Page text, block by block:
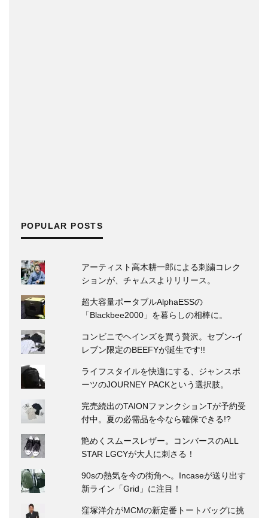
POPULAR POSTS
アーティスト高木耕一郎による刺繍コレク
ションが、チャムスよりリリース。
超大容量ポータブルAlphaESSの
「Blackbee2000」を暮らしの相棒に。
コンビニでヘインズを買う贅沢。セブン‐イ
レブン限定のBEEFYが誕生です!!
ライフスタイルを快適にする、ジャンスポ
ーツのJOURNEY PACKという選択肢。
完売続出のTAIONファンクションTが予約受
付中。夏の必需品を今なら確保できる!?
艶めくスムースレザー。コンバースのALL
STAR LGCYが大人に刺さる！
90sの熱気を今の街角へ。Incaseが送り出す
新ライン「Grid」に注目！
窪塚洋介がMCMの新定番トートバッグに挑